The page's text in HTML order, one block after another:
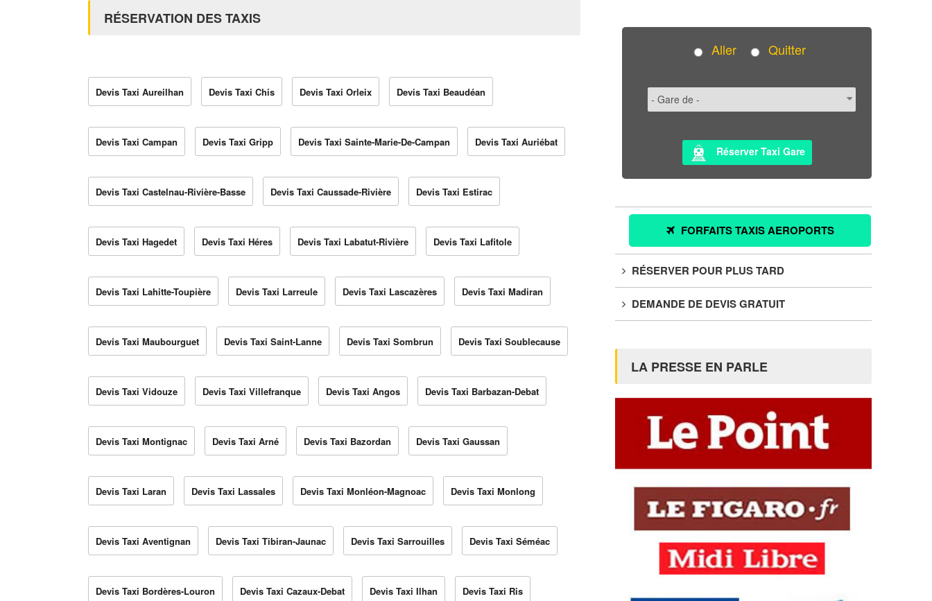
RÉSERVATION DES TAXIS
Devis Taxi Aureilhan Devis Taxi Chis Devis Taxi Orleix Devis Taxi Beaudéan
Devis Taxi Campan Devis Taxi Gripp Devis Taxi Sainte-Marie-De-Campan Devis Taxi Auriébat
Devis Taxi Castelnau-Rivière-Basse Devis Taxi Caussade-Rivière Devis Taxi Estirac
Devis Taxi Hagedet Devis Taxi Héres Devis Taxi Labatut-Rivière Devis Taxi Lafitole
Devis Taxi Lahitte-Toupière Devis Taxi Larreule Devis Taxi Lascazères Devis Taxi Madiran
Devis Taxi Maubourguet Devis Taxi Saint-Lanne Devis Taxi Sombrun Devis Taxi Soublecause
Devis Taxi Vidouze Devis Taxi Villefranque Devis Taxi Angos Devis Taxi Barbazan-Debat
Devis Taxi Montignac Devis Taxi Arné Devis Taxi Bazordan Devis Taxi Gaussan
Devis Taxi Laran Devis Taxi Lassales Devis Taxi Monléon-Magnoac Devis Taxi Monlong
Devis Taxi Aventignan Devis Taxi Tibiran-Jaunac Devis Taxi Sarrouilles Devis Taxi Séméac
Devis Taxi Bordères-Louron Devis Taxi Cazaux-Debat Devis Taxi Ilhan Devis Taxi Ris
Aller Quitter
Réserver Taxi Gare
FORFAITS TAXIS AEROPORTS
RÉSERVER POUR PLUS TARD
DEMANDE DE DEVIS GRATUIT
LA PRESSE EN PARLE